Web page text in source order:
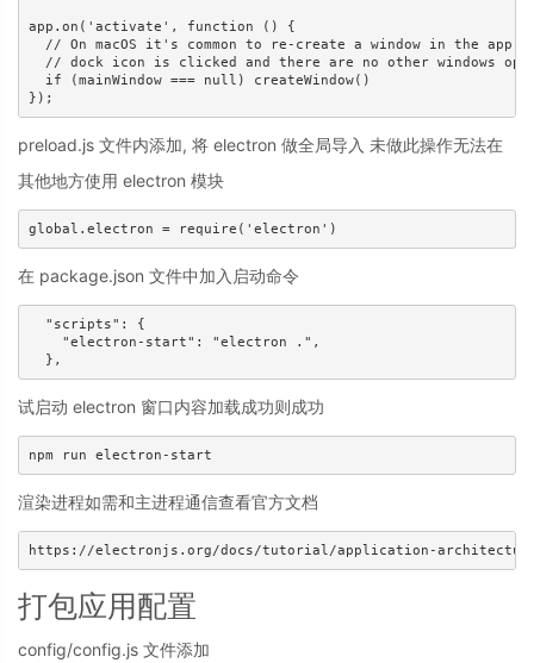
app.on('activate', function () {
// On macOS it's common to re-create a window in the app
// dock icon is clicked and there are no other windows
  if (mainWindow === null) createWindow()
preload.js 文件内添加, 将 electron 做全局导入 未做此操作无法在
其他地方使用 electron 模块
在 package.json 文件中加入启动命令
  "scripts": {
    "electron-start": "electron .",
试启动 electron 窗口内容加载成功则成功
渲染进程如需和主进程通信查看官方文档
https://electronjs.org/docs/tutorial/application-
打包应用配置
config/config.js 文件添加